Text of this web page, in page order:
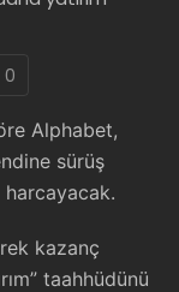
0
Alphabet,
sürüş
kazanç
taahhüdünü